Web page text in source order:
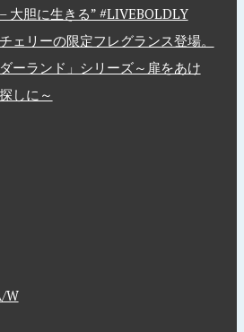
大胆に生きる” #LIVEBOLDLY
ェリーの限定フレグランス登場。
ーランド」シリーズ～扉をあけ
しに～
W